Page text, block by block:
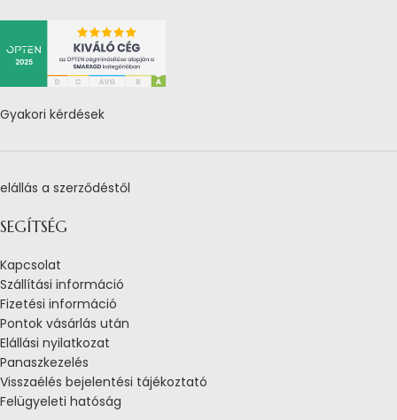
Gyakori kérdések
elállás a szerződéstől
SEGÍTSÉG
Kapcsolat
Szállítási információ
Fizetési információ
Pontok vásárlás után
Elállási nyilatkozat
Panaszkezelés
Visszaélés bejelentési tájékoztató
Felügyeleti hatóság